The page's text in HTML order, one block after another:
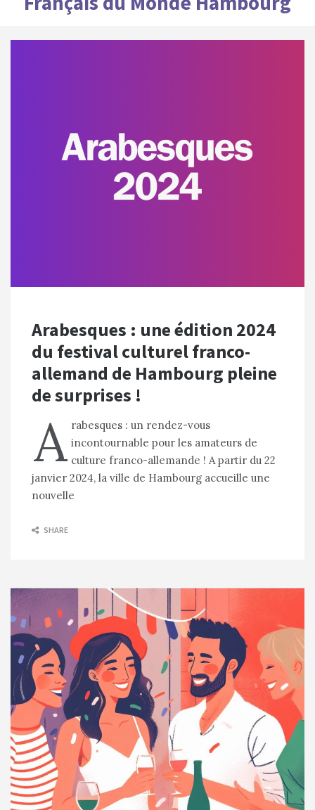
Arabesques : une édition 2024
du festival culturel franco-
allemand de Hambourg pleine
de surprises !
A rabesques : un rendez-vous
incontournable pour les amateurs de
culture franco-allemande ! A partir du 22
janvier 2024, la ville de Hambourg accueille une
nouvelle
SHARE